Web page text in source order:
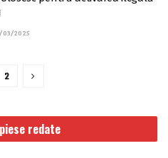
03/2025
2
redate